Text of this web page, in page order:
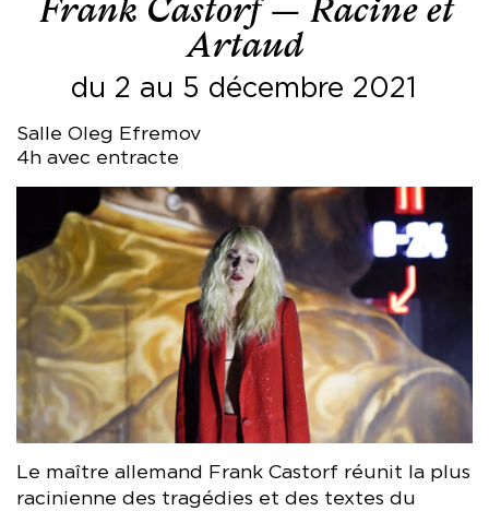
Frank Castorf — Racine et
Artaud
du 2 au 5 décembre 2021
Salle Oleg Efremov
4h avec entracte
Le maître allemand Frank Castorf réunit la plus
racinienne des tragédies et des textes du